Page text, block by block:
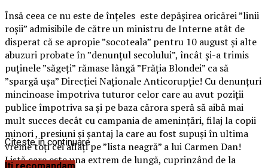
Însă ceea ce nu este de înțeles este depășirea oricărei ”linii
roșii” admisibile de către un ministru de Interne atât de
disperat că se apropie ”socoteala” pentru 10 august și alte
abuzuri probate în ”denunțul secolului”, încât și-a trimis
puținele ”săgeți” rămase lângă ”Frăția Blondei” ca să
”spargă ușa” Direcției Naționale Anticorupție! Cu denunțuri
mincinoase împotriva tuturor celor care au avut poziții
publice împotriva sa și pe baza cărora speră să aibă mai
mult succes decât cu campania de amenințări, filaj la copii
minori , presiuni și șantaj la care au fost supuși în ultima
vreme toți cei aflați pe ”lista neagră” a lui Carmen Dan!
Listă care este una extrem de lungă, cuprinzând de la
Citeste in continuare